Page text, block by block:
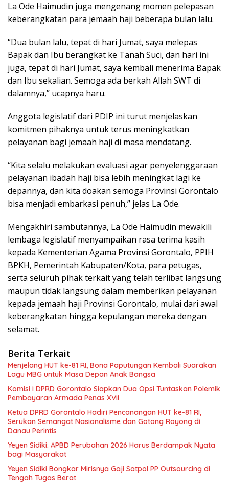
La Ode Haimudin juga mengenang momen pelepasan
keberangkatan para jemaah haji beberapa bulan lalu.
“Dua bulan lalu, tepat di hari Jumat, saya melepas
Bapak dan Ibu berangkat ke Tanah Suci, dan hari ini
juga, tepat di hari Jumat, saya kembali menerima Bapak
dan Ibu sekalian. Semoga ada berkah Allah SWT di
dalamnya,” ucapnya haru.
Anggota legislatif dari PDIP ini turut menjelaskan
komitmen pihaknya untuk terus meningkatkan
pelayanan bagi jemaah haji di masa mendatang.
“Kita selalu melakukan evaluasi agar penyelenggaraan
pelayanan ibadah haji bisa lebih meningkat lagi ke
depannya, dan kita doakan semoga Provinsi Gorontalo
bisa menjadi embarkasi penuh,” jelas La Ode.
Mengakhiri sambutannya, La Ode Haimudin mewakili
lembaga legislatif menyampaikan rasa terima kasih
kepada Kementerian Agama Provinsi Gorontalo, PPIH
BPKH, Pemerintah Kabupaten/Kota, para petugas,
serta seluruh pihak terkait yang telah terlibat langsung
maupun tidak langsung dalam memberikan pelayanan
kepada jemaah haji Provinsi Gorontalo, mulai dari awal
keberangkatan hingga kepulangan mereka dengan
selamat.
Berita Terkait
Menjelang HUT ke-81 RI, Bona Paputungan Kembali Suarakan
Lagu MBG untuk Masa Depan Anak Bangsa
Komisi I DPRD Gorontalo Siapkan Dua Opsi Tuntaskan Polemik
Pembayaran Armada Penas XVII
Ketua DPRD Gorontalo Hadiri Pencanangan HUT ke-81 RI,
Serukan Semangat Nasionalisme dan Gotong Royong di
Danau Perintis
Yeyen Sidiki: APBD Perubahan 2026 Harus Berdampak Nyata
bagi Masyarakat
Yeyen Sidiki Bongkar Mirisnya Gaji Satpol PP Outsourcing di
Tengah Tugas Berat